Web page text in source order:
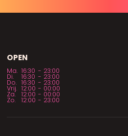
OPEN
Ma. 16:30 - 23:00
Di. 16:30 - 23:00
Do. 16:30 - 23:00
Vrij. 12:00 - 00:00
Za. 12:00 - 00:00
Zo. 12:00 - 23:00